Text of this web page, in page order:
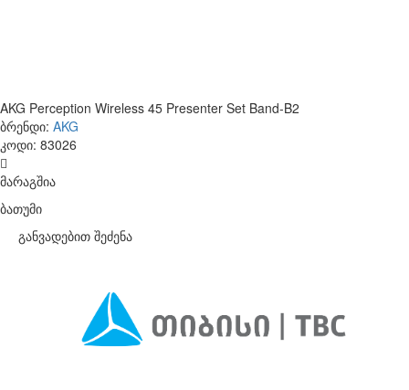
AKG Perception Wireless 45 Presenter Set Band-B2
ბრენდი: AKG
კოდი: 83026
მარაგშია
ბათუმი
განვადებით შეძენა